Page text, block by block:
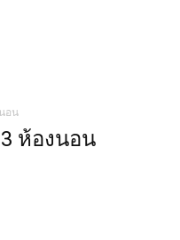
อน
ห้องนอน